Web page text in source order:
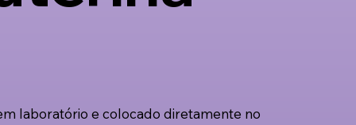
laboratório e colocado diretamente no